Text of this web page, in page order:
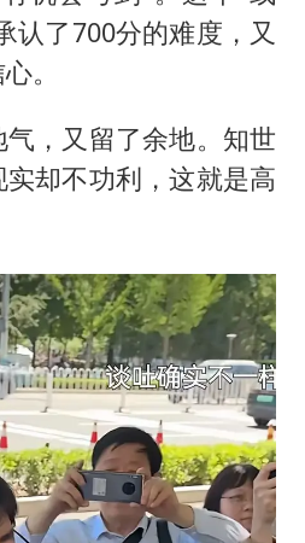
认了700分的难度，又
。
，又留了余地。知世
却不功利，这就是高